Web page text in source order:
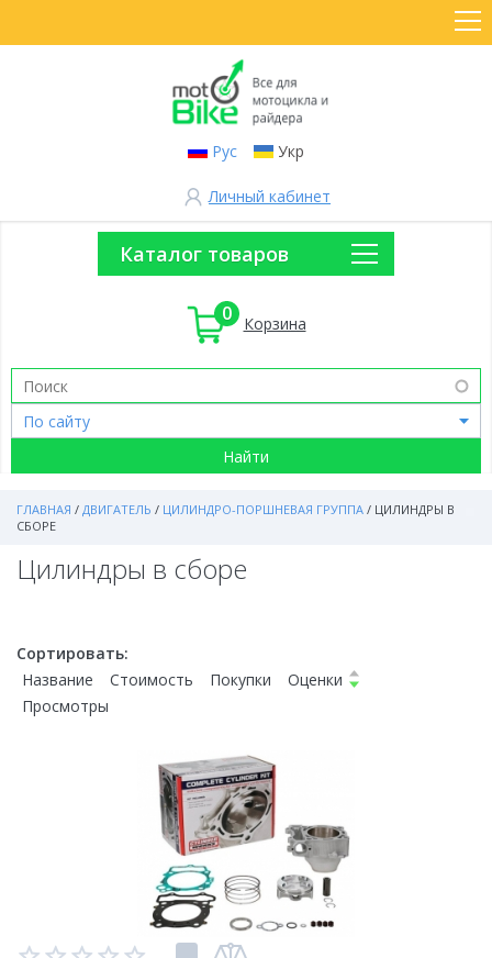
Рус Укр
Личный кабинет
Каталог товаров
0 Корзина
ГЛАВНАЯ / ДВИГАТЕЛЬ / ЦИЛИНДРО-ПОРШНЕВАЯ ГРУППА / ЦИЛИНДРЫ В
СБОРЕ
Цилиндры в сборе
Сортировать:
Название
Стоимость Покупки
Оценки
Просмотры